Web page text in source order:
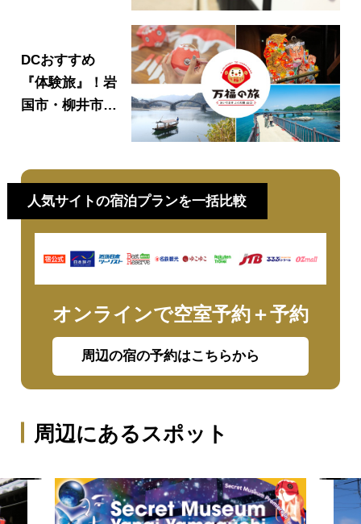
DCおすすめ
『体験旅』！岩
国市・柳井市で
人気サイトの宿泊プランを一括比較
オンラインで空室予約＋予約
周辺の宿の予約はこちらから
周辺にあるスポット